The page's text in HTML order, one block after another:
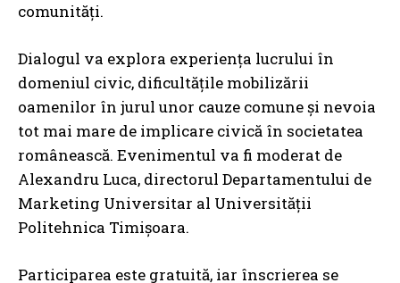
comunități.
Dialogul va explora experiența lucrului în
domeniul civic, dificultățile mobilizării
oamenilor în jurul unor cauze comune și nevoia
tot mai mare de implicare civică în societatea
românească. Evenimentul va fi moderat de
Alexandru Luca, directorul Departamentului de
Marketing Universitar al Universității
Politehnica Timișoara.
Participarea este gratuită, iar înscrierea se